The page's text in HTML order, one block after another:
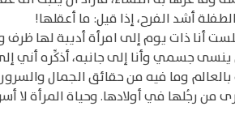
أشد الفرح، إذا قيل: ما أعقلها!
أنا ذات يوم إلى امرأة أديبة لها ظرف
جسمي وأنا إلى جانبه، أذكِّره أني
وما فيه من حقائق الجمال
من رجُلها في أولادها. وحياة المرأة لا